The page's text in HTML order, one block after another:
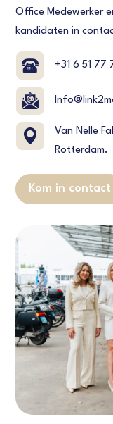
Office Medewerker
kandidaten in
+31 6 51 77
Van Nelle
Rotterdam.
Kom in contact